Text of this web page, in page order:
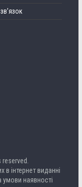
reserved.
в інтернет виданні
наявності